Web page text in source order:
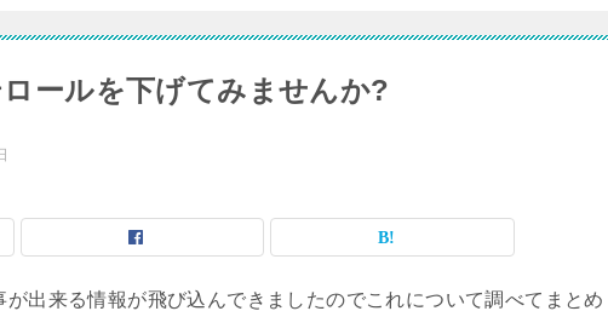
ールを下げてみませんか?
が出来る情報が飛び込んできましたのでこれについて調べてまとめ